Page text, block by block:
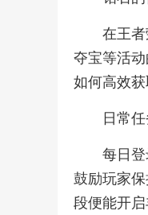
在王
夺宝等活
如何高效
日常
每日
鼓励玩家
段便能开